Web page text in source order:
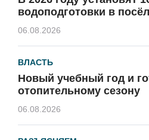
водоподготовки в
06.08.2026
ВЛАСТЬ
Новый учебный год и
отопительному сезону
06.08.2026